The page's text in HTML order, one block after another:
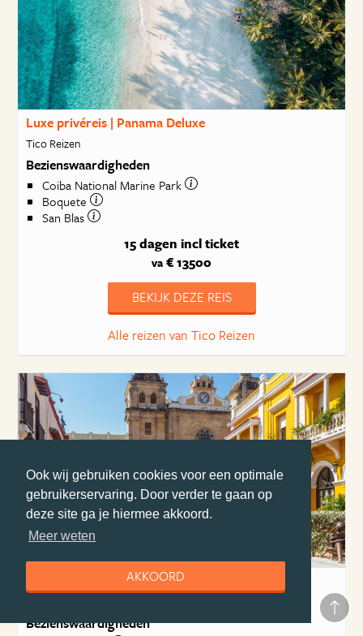
Ook wij gebruiken cookies voor een optimale
gebruikerservaring. Door verder te gaan op
deze site ga je hiermee akkoord.
Meer weten
AKKOORD
Luxe privéreis | Panama Deluxe
Tico Reizen
Bezienswaardigheden
Coiba National Marine Park
Boquete
San Blas
15 dagen incl ticket
va € 13500
BEKIJK DEZE REIS
Alle reizen van Tico Reizen
Combinatiereis Colombia & Panama
Bezienswaardigheden